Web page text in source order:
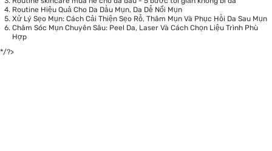
Routine Hiệu Quả Cho Da Dầu Mụn, Da Dễ Nổi Mụn
Xử Lý Sẹo Mụn: Cách Cải Thiện Sẹo Rỗ, Thâm Mụn Và Phục Hồi Da Sau Mụn
Chăm Sóc Mụn Chuyên Sâu: Peel Da, Laser Và Cách Chọn Liệu Trình Phù
Hợp
*/?>